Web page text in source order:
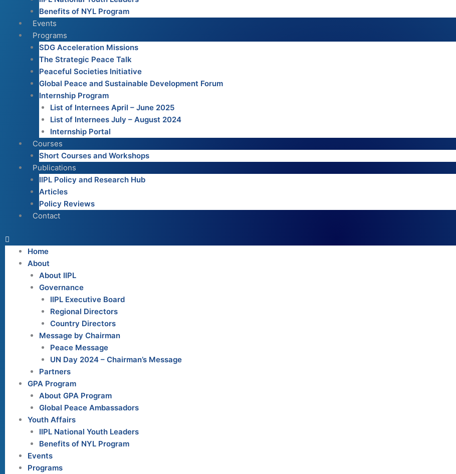
Benefits of NYL Program
Events
Programs
SDG Acceleration Missions
The Strategic Peace Talk
Peaceful Societies Initiative
Global Peace and Sustainable Development Forum
Internship Program
List of Internees April – June 2025
List of Internees July – August 2024
Internship Portal
Courses
Short Courses and Workshops
Publications
IIPL Policy and Research Hub
Articles
Policy Reviews
Contact
Home
About
About IIPL
Governance
IIPL Executive Board
Regional Directors
Country Directors
Message by Chairman
Peace Message
UN Day 2024 – Chairman’s Message
Partners
GPA Program
About GPA Program
Global Peace Ambassadors
Youth Affairs
IIPL National Youth Leaders
Benefits of NYL Program
Events
Programs